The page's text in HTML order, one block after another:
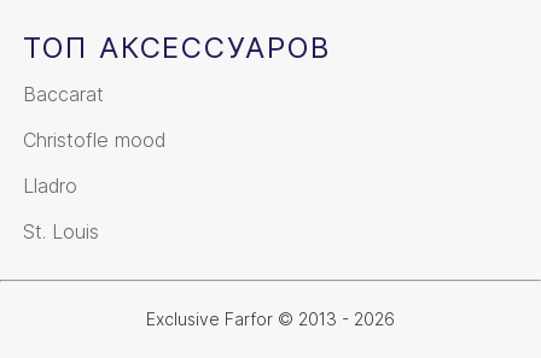
ТОП АКСЕССУАРОВ
Baccarat
Christofle mood
Lladro
St. Louis
Exclusive Farfor © 2013 - 2026